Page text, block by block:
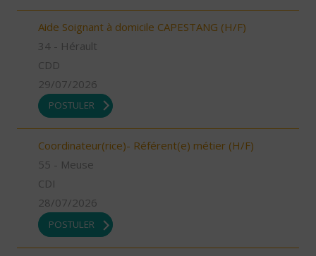
Aide Soignant à domicile CAPESTANG (H/F)
34 - Hérault
CDD
29/07/2026
POSTULER
Coordinateur(rice)- Référent(e) métier (H/F)
55 - Meuse
CDI
28/07/2026
POSTULER